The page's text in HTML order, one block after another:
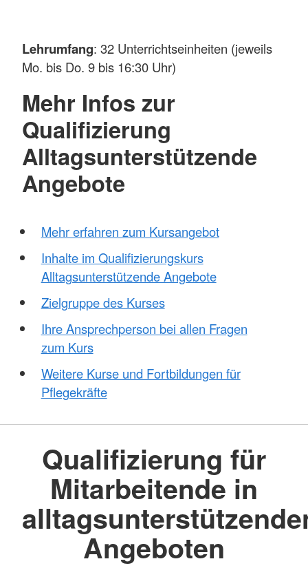
Lehrumfang: 32 Unterrichtseinheiten (jeweils
Mo. bis Do. 9 bis 16:30 Uhr)
Mehr Infos zur
Qualifizierung
Alltagsunterstützende
Angebote
Mehr erfahren zum Kursangebot
Inhalte im Qualifizierungskurs
Alltagsunterstützende Angebote
Zielgruppe des Kurses
Ihre Ansprechperson bei allen Fragen
zum Kurs
Weitere Kurse und Fortbildungen für
Pflegekräfte
Qualifizierung für
Mitarbeitende in
Angeboten